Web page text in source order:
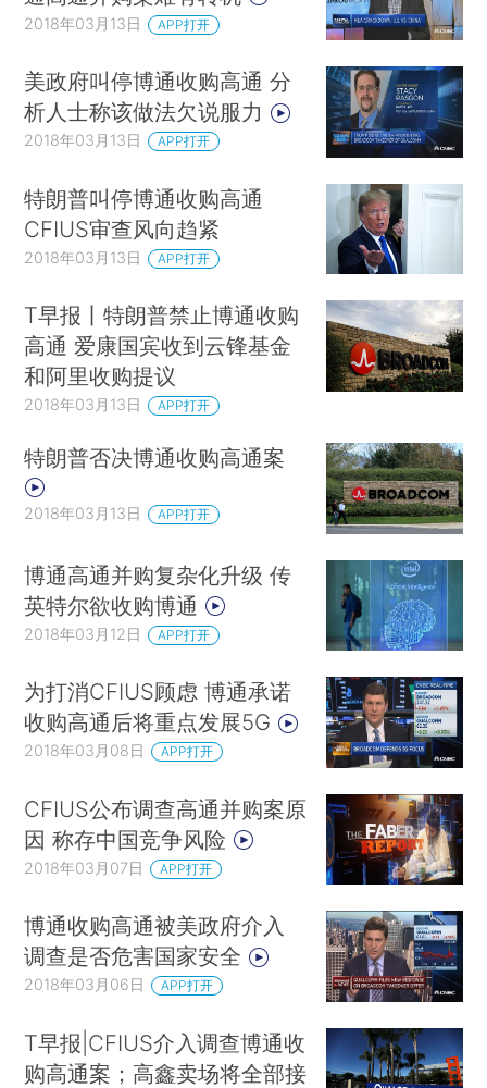
2018年03月13日 APP打开
美政府叫停博通收购高通 分
析人士称该做法欠说服力
2018年03月13日 APP打开
特朗普叫停博通收购高通
CFIUS审查风向趋紧
2018年03月13日 APP打开
T早报丨特朗普禁止博通收购
高通 爱康国宾收到云锋基金
和阿里收购提议
2018年03月13日 APP打开
特朗普否决博通收购高通案
2018年03月13日 APP打开
博通高通并购复杂化升级 传
英特尔欲收购博通
2018年03月12日 APP打开
为打消CFIUS顾虑 博通承诺
收购高通后将重点发展5G
2018年03月08日 APP打开
CFIUS公布调查高通并购案原
因 称存中国竞争风险
2018年03月07日 APP打开
博通收购高通被美政府介入
调查是否危害国家安全
2018年03月06日 APP打开
T早报|CFIUS介入调查博通收
购高通案；高鑫卖场将全部接